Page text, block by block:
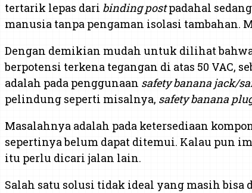
tertarik lepas dari binding postpadahal
manusia tanpa pengaman isolasi tambahan.
Dengan demikian mudah untuk dilihat
berpotensi terkena tegangan di atas 50 VAC,
adalah pada penggunaan safety banana jack/
pelindung seperti misalnya, safety banana
Masalahnya adalah pada ketersediaan
sepertinya belum dapat ditemui. Kalau pun
itu perlu dicari jalan lain.
Salah satu solusi tidak ideal yang masih